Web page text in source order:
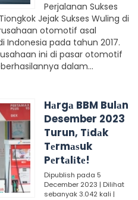
Perjalanan Sukses
Jejak Sukses Wuling di
otomotif asal
Indonesia pada tahun 2017.
ini di pasar otomotif
dalam...
Hаrgа BBM Bulаn
Desember 2023
Turun, Tіdаk
Tеrmаѕuk
Pеrtаlіtе!
Dipublish pada 5
December 2023 | Dilihat
sebanyak 3.042 kali |